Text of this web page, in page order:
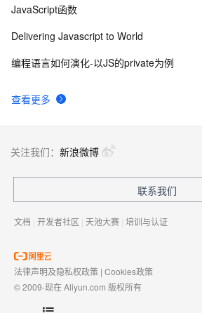
查看更多
JavaScript函数
Delivering Javascript to World
编程语言如何演化-以JS的private为例
关注我们： 新浪微博
联系我们
文档 | 开发者社区 | 天池大赛 | 培训与认证
法律声明及隐私权政策 | Cookies政策
© 2009-现在 Aliyun.com 版权所有